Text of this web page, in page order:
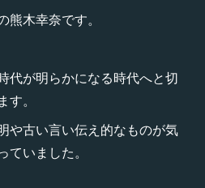
木幸奈です。
代が明らかになる時代へと切
。
や古い言い伝え的なものが気
いました。